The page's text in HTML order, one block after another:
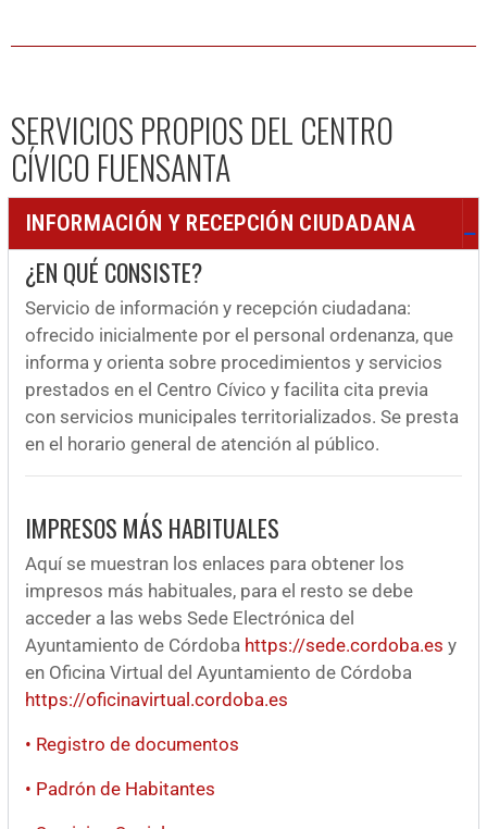
SERVICIOS PROPIOS DEL CENTRO
CÍVICO FUENSANTA
INFORMACIÓN Y RECEPCIÓN CIUDADANA
¿EN QUÉ CONSISTE?
Servicio de información y recepción ciudadana:
ofrecido inicialmente por el personal ordenanza, que
informa y orienta sobre procedimientos y servicios
prestados en el Centro Cívico y facilita cita previa
con servicios municipales territorializados. Se presta
en el horario general de atención al público.
IMPRESOS MÁS HABITUALES
Aquí se muestran los enlaces para obtener los
impresos más habituales, para el resto se debe
acceder a las webs Sede Electrónica del
Ayuntamiento de Córdoba https://sede.cordoba.es y
en Oficina Virtual del Ayuntamiento de Córdoba
https://oficinavirtual.cordoba.es
• Registro de documentos
• Padrón de Habitantes